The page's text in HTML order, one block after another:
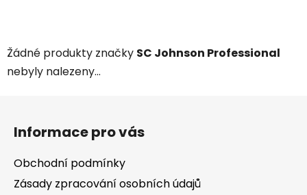
Žádné produkty značky SC Johnson Professional
nebyly nalezeny...
Informace pro vás
Obchodní podmínky
Zásady zpracování osobních údajů